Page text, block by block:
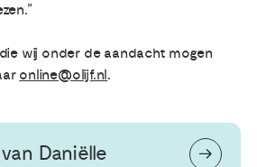
wij onder de aandacht mogen
online@olijf.nl.
Daniëlle